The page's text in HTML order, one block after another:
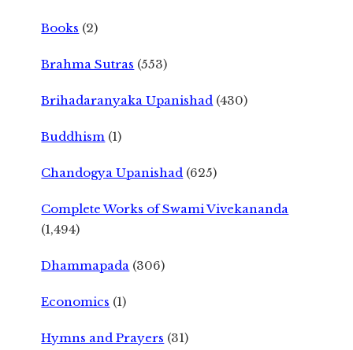
Books (2)
Brahma Sutras (553)
Brihadaranyaka Upanishad (430)
Buddhism (1)
Chandogya Upanishad (625)
Complete Works of Swami Vivekananda
(1,494)
Dhammapada (306)
Economics (1)
Hymns and Prayers (31)